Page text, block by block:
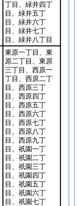
丁目、緑井四丁
目、緑井五丁
目、緑井六丁
目、緑井七丁
目、緑井八丁目
東原一丁目、東
原二丁目、東原
三丁目、西原一
丁目、西原二丁
目、西原三丁
目、西原四丁
目、西原五丁
目、西原六丁
目、西原七丁
目、西原八丁
目、西原九丁
目、祇園一丁
目、祇園二丁
目、祇園三丁
目、祇園四丁
目、祇園五丁
目、祇園六丁
目、祇園七丁